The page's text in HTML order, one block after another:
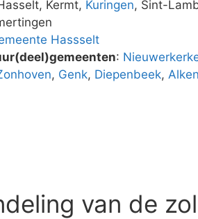
Kermt, Kuringen, Sint-
Hassselt
:
, Genk, Diepenbeek, Alken
van de